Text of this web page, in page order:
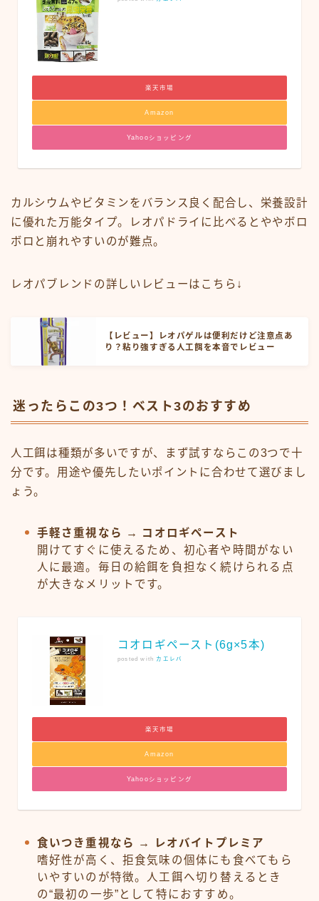
楽天市場
Amazon
Yahooショッピング
カルシウムやビタミンをバランス良く配合し、栄養設計
に優れた万能タイプ。レオパドライに比べるとややボロ
ボロと崩れやすいのが難点。
レオパブレンドの詳しいレビューはこちら↓
【レビュー】レオパゲルは便利だけど注意点あ
り？粘り強すぎる人工餌を本音でレビュー
迷ったらこの3つ！ベスト3のおすすめ
人工餌は種類が多いですが、まず試すならこの3つで十
分です。用途や優先したいポイントに合わせて選びまし
ょう。
手軽さ重視なら → コオロギペースト
開けてすぐに使えるため、初心者や時間がない
人に最適。毎日の給餌を負担なく続けられる点
が大きなメリットです。
コオロギペースト(6g×5本)
posted with カエレバ
楽天市場
Amazon
Yahooショッピング
食いつき重視なら → レオバイトプレミア
嗜好性が高く、拒食気味の個体にも食べてもら
いやすいのが特徴。人工餌へ切り替えるとき
の“最初の一歩”として特におすすめ。